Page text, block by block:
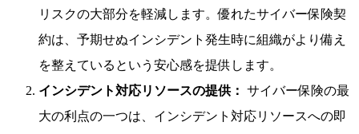
リスクの大部分を軽減します。優れたサイバー保険契
約は、予期せぬインシデント発生時に組織がより備え
を整えているという安心感を提供します。
インシデント対応リソースの提供： サイバー保険の最
大の利点の一つは、インシデント対応リソースへの即